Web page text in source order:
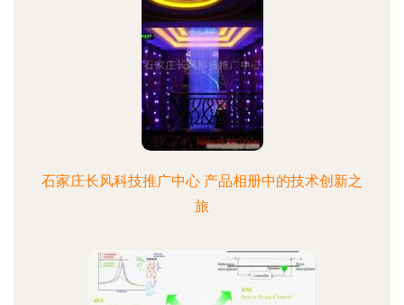
石家庄长风科技推广中心 产品相册中的技术创新之
旅